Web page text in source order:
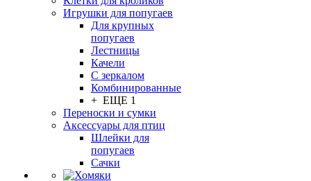
Игрушки для попугаев
Для крупных
попугаев
Лестницы
Качели
С зеркалом
Комбинированные
+ ЕЩЕ 1
Переноски и сумки
Аксессуары для птиц
Шлейки для
попугаев
Сачки